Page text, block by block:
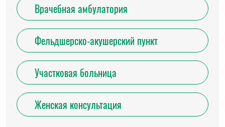
Врачебная амбулатория
Фельдшерско-акушерский пункт
Участковая больница
Женская консультация